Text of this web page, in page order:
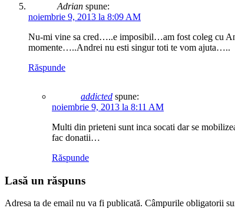
Adrian spune:
noiembrie 9, 2013 la 8:09 AM
Nu-mi vine sa cred…..e imposibil…am fost coleg cu
momente…..Andrei nu esti singur toti te vom ajuta…..
Răspunde
addicted spune:
noiembrie 9, 2013 la 8:11 AM
Multi din prieteni sunt inca socati dar se
fac donatii…
Răspunde
Lasă un răspuns
Adresa ta de email nu va fi publicată. Câmpurile obligatorii